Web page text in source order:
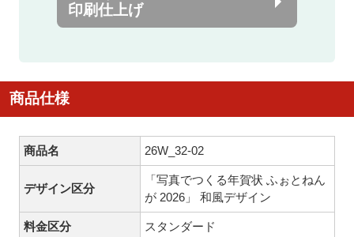
印刷仕上げ
商品仕様
商品名 26W_32-02
デザイン区分
「写真でつくる年賀状 ふぉとねん
が 2026」 和風デザイン
料金区分 スタンダード